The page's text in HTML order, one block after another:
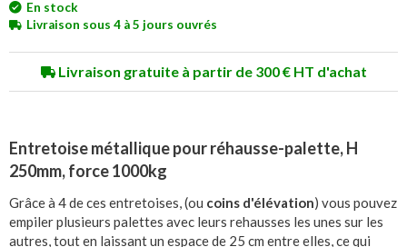
En stock
Livraison sous 4 à 5 jours ouvrés
Livraison gratuite à partir de 300 € HT d'achat
Entretoise métallique pour réhausse-palette, H
250mm, force 1000kg
Grâce à 4 de ces entretoises, (ou coins d'élévation) vous pouvez
empiler plusieurs palettes avec leurs rehausses les unes sur les
autres, tout en laissant un espace de 25 cm entre elles, ce qui